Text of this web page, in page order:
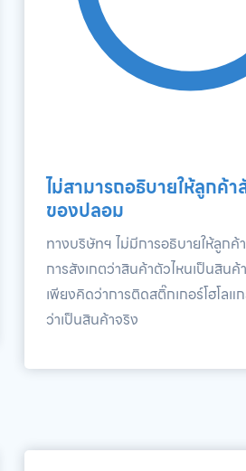
ไม่สามารถอธิบายให้ลูกค้
ของปลอม
ทางบริษัทฯ ไม่มีการอธิบายให้ลูกค้า
การสังเกตว่าสินค้าตัวไหนเป็นสิน
เพียงคิดว่าการติดสติ๊กเกอร์โฮโลแ
ว่าเป็นสินค้าจริง